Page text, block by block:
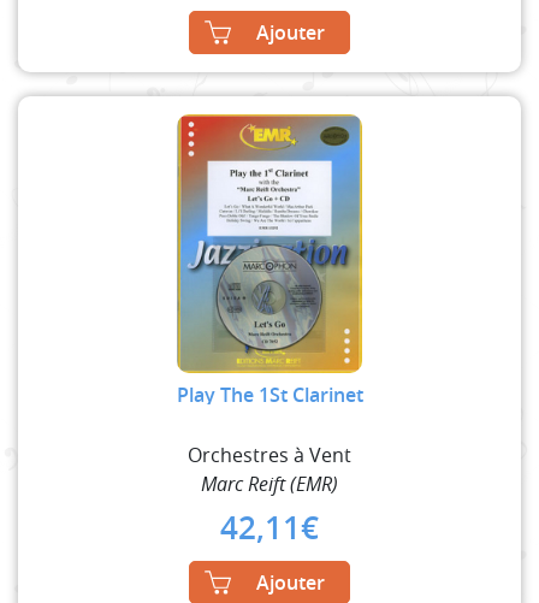
Ajouter
Play The 1St Clarinet
Orchestres à Vent
Marc Reift (EMR)
42,11€
Ajouter